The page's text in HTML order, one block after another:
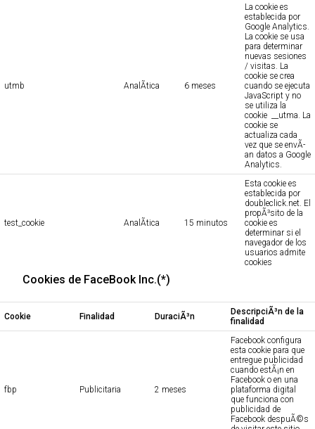
utmb AnalÃ­tica 6 meses
La cookie es
establecida por
Google Analytics.
La cookie se usa
para determinar
nuevas sesiones
/ visitas. La
cookie se crea
cuando se ejecuta
JavaScript y no
se utiliza la
cookie __utma. La
cookie se
actualiza cada
vez que se envÃ­
an datos a Google
Analytics.
test_cookie AnalÃ­tica 15 minutos
Esta cookie es
establecida por
doubleclick.net. El
propÃ³sito de la
cookie es
determinar si el
navegador de los
usuarios admite
cookies
Cookies de FaceBook Inc.(*)
Cookie Finalidad DuraciÃ³n
DescripciÃ³n de la
finalidad
fbp Publicitaria 2 meses
Facebook configura
esta cookie para que
entregue publicidad
cuando estÃ¡n en
Facebook o en una
plataforma digital
que funciona con
publicidad de
Facebook despuÃ©s